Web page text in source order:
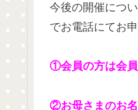
今後の開催につ
でお電話にてお
①会員の方は会員
②お母さまのお